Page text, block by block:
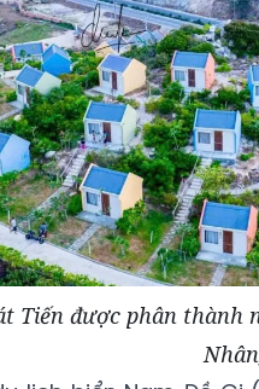
Tiến được phân